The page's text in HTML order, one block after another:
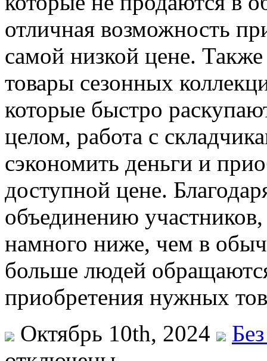
отличная возможность
самой низкой цене.
товары сезонных
которые быстро
целом, работа с
сэкономить деньги и
доступной цене.
объединению
намного ниже, чем в
больше людей
приобретения нужных
Октябрь 10th, 2024